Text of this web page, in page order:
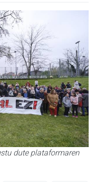
dute plataformaren